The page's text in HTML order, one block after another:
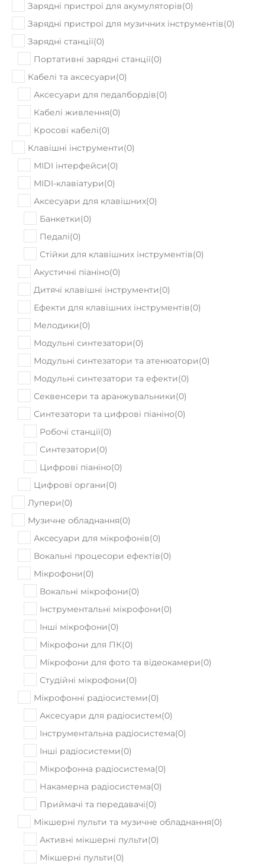
Зарядні пристрої для акумуляторів(0)
Зарядні пристрої для музичних інструментів(0)
Зарядні станції(0)
Портативні зарядні станції(0)
Кабелі та аксесуари(0)
Аксесуари для педалбордів(0)
Кабелі живлення(0)
Кросові кабелі(0)
Клавішні інструменти(0)
MIDI інтерфейси(0)
MIDI-клавіатури(0)
Аксесуари для клавішних(0)
Банкетки(0)
Педалі(0)
Стійки для клавішних інструментів(0)
Акустичні піаніно(0)
Дитячі клавішні інструменти(0)
Ефекти для клавішних інструментів(0)
Мелодики(0)
Модульні синтезатори(0)
Модульні синтезатори та атенюатори(0)
Модульні синтезатори та ефекти(0)
Секвенсери та аранжувальники(0)
Синтезатори та цифрові піаніно(0)
Робочі станції(0)
Синтезатори(0)
Цифрові піаніно(0)
Цифрові органи(0)
Лупери(0)
Музичне обладнання(0)
Аксeсуари для мікрофонів(0)
Вокальні процесори ефектів(0)
Мікрофони(0)
Вокальні мікрофони(0)
Інструментальні мікрофони(0)
Інші мікрофони(0)
Мікрофони для ПК(0)
Мікрофони для фото та відеокамери(0)
Студійні мікрофони(0)
Мікрофонні радіосистеми(0)
Аксесуари для радіосистем(0)
Інструментальна радіосистема(0)
Інші радіосистеми(0)
Мікрофонна радіосистема(0)
Накамерна радіосистема(0)
Приймачі та передавачі(0)
Мікшерні пульти та музичне обладнання(0)
Активні мікшерні пульти(0)
Мікшерні пульти(0)